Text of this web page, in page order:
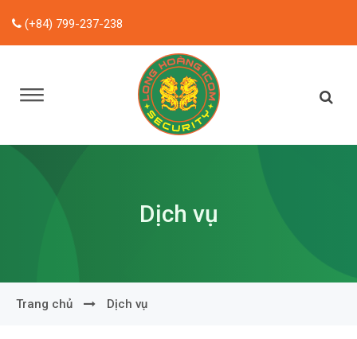
(+84) 799-237-238
Dịch vụ
Trang chủ Dịch vụ